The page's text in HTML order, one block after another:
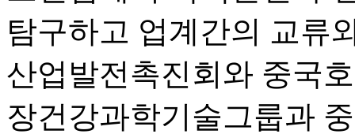
탐구하고 업계간의 교류
산업발전촉진회와 중국
장건강과학기술그룹과